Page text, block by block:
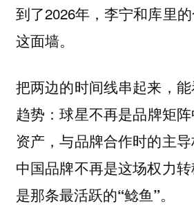
到了2026年，李宁和库里
这面墙。
把两边的时间线串起来，
趋势：球星不再是品牌矩
资产，与品牌合作时的主导
中国品牌不再是这场权力
是那条最活跃的“鲶鱼”。